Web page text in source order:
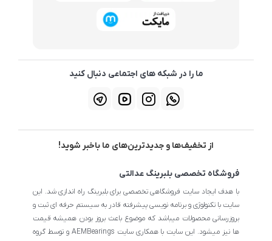
ما را در شبکه های اجتماعی دنبال کنید
از تخفیف‌ها و جدیدترین‌های ما باخبر شوید!
فروشگاه تخصصی بلبرینگ عدالتی
با هدف ایجاد سایت فروشگاهی تخصصی برای بلبرینگ راه اندازی شد. این
سایت با تکنولوژی و برنامه نویسی پیشرفته قادر به سیستم حرفه ای ثبت و
بروزرسانی محصولات میباشد که موضوع باعث بروز بودن همیشه قیمت
ها نیز میشود. این سایت با همکاری سایت AEMBearings و توسط گروه